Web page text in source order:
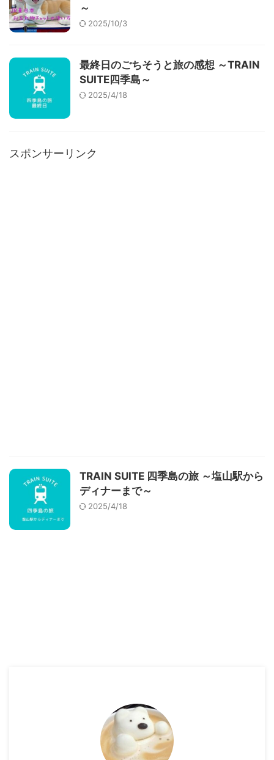
～
2025/10/3
最終日のごちそうと旅の感想 ～TRAIN
SUITE四季島～
2025/4/18
スポンサーリンク
TRAIN SUITE 四季島の旅 ～塩山駅から
ディナーまで～
2025/4/18